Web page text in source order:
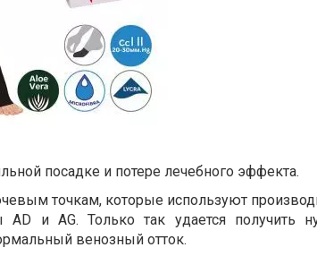
посадке и потере лечебного эффекта.
точкам, которые используют
и AG. Только так удается получить
венозный отток.